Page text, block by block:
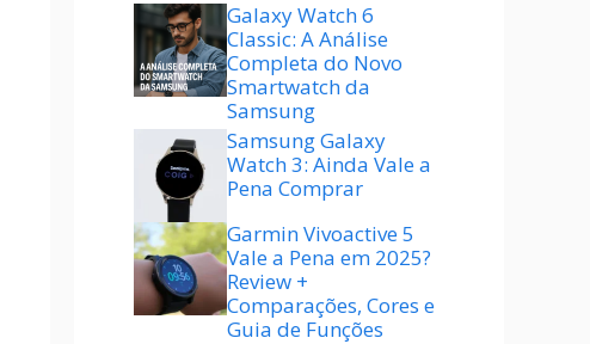
Galaxy Watch 6
Classic: A Análise
Completa do Novo
Smartwatch da
Samsung
Samsung Galaxy
Watch 3: Ainda Vale a
Pena Comprar
Garmin Vivoactive 5
Vale a Pena em 2025?
Review +
Comparações, Cores e
Guia de Funções